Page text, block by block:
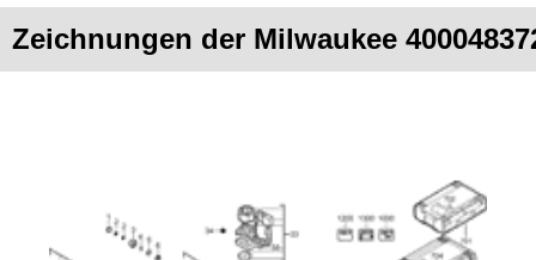
Zeichnungen der Milwaukee